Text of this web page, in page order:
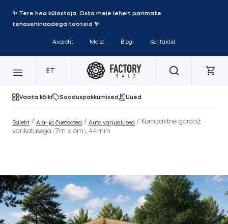
✨ Tere hea külastaja. Osta meie lehelt parimate
tehasehindadega tooteid ✨
Avaleht Meist Blogi Kontaktid
ET
Vaata kõiki Sooduspakkumised Uued
Esileht / Aia- ja õuetooted / Auto varjualused / Kompaktne garaaž
varikatusega (7m x 6m), 44mm